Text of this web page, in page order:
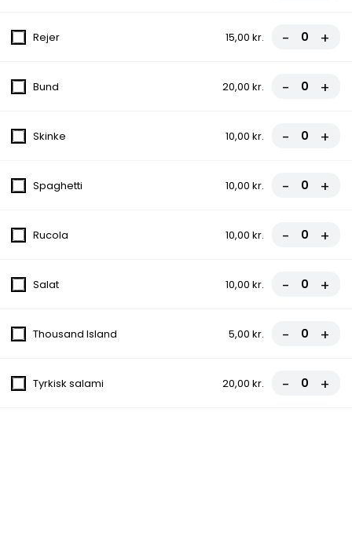
Kebab, Salat, Tomat, Agurker
90,00 kr.
90,00 kr.
90,00 kr.
137.Kyllingfilet
Rejer 15,00 kr. - +
Bund 20,00 kr. - +
Skinke 10,00 kr. - +
Spaghetti 10,00 kr. - +
Rucola 10,00 kr. - +
Salat 10,00 kr. - +
Thousand Island 5,00 kr. - +
Tyrkisk salami 20,00 kr. - +